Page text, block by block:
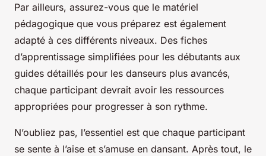
Par ailleurs, assurez-vous que le matériel
pédagogique que vous préparez est également
adapté à ces différents niveaux. Des fiches
d’apprentissage simplifiées pour les débutants aux
guides détaillés pour les danseurs plus avancés,
chaque participant devrait avoir les ressources
appropriées pour progresser à son rythme.
N’oubliez pas, l’essentiel est que chaque participant
se sente à l’aise et s’amuse en dansant. Après tout, le